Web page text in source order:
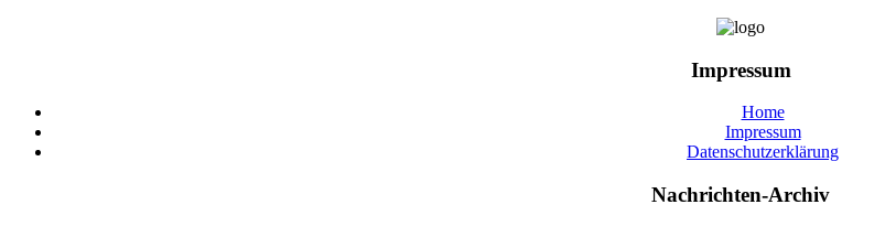
Impressum
Home
Impressum
Datenschutzerklärung
Nachrichten-Archiv